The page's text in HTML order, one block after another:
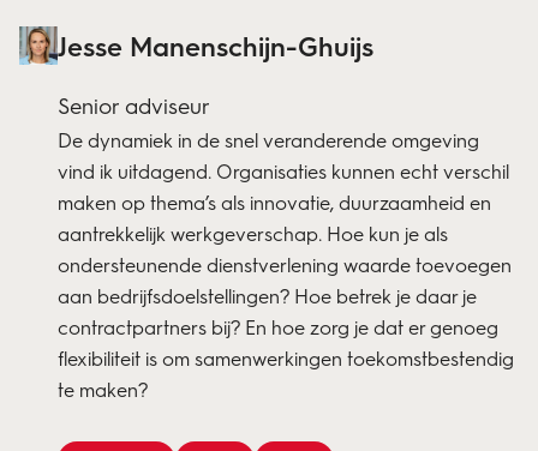
Jesse Manenschijn-Ghuijs
Senior adviseur
De dynamiek in de snel veranderende omgeving
vind ik uitdagend. Organisaties kunnen echt verschil
maken op thema’s als innovatie, duurzaamheid en
aantrekkelijk werkgeverschap. Hoe kun je als
ondersteunende dienstverlening waarde toevoegen
aan bedrijfsdoelstellingen? Hoe betrek je daar je
contractpartners bij? En hoe zorg je dat er genoeg
flexibiliteit is om samenwerkingen toekomstbestendig
te maken?